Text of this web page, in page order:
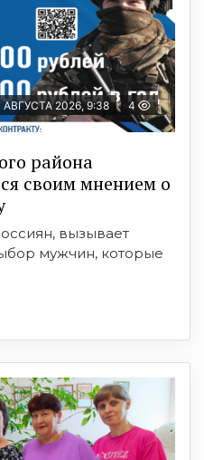
АВГУСТА 2026, 9:38 4
района
своим мнением о
вызывает
мужчин, которые